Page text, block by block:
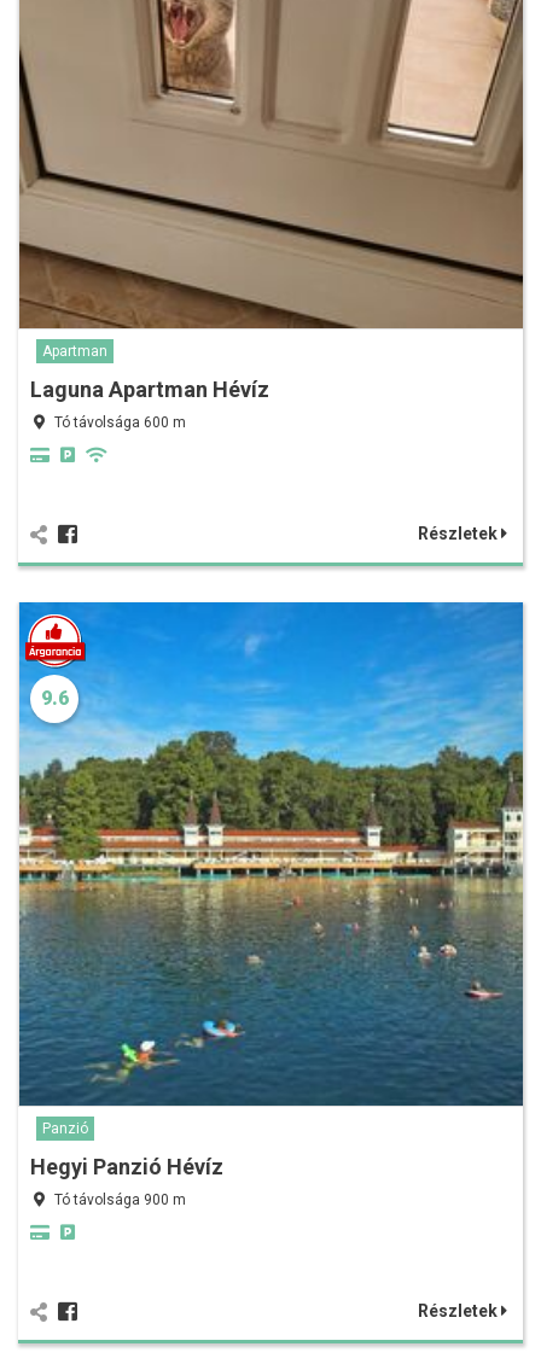
Apartman
Laguna Apartman Hévíz
Tó távolsága 600 m
Részletek
9.6
Panzió
Hegyi Panzió Hévíz
Tó távolsága 900 m
Részletek